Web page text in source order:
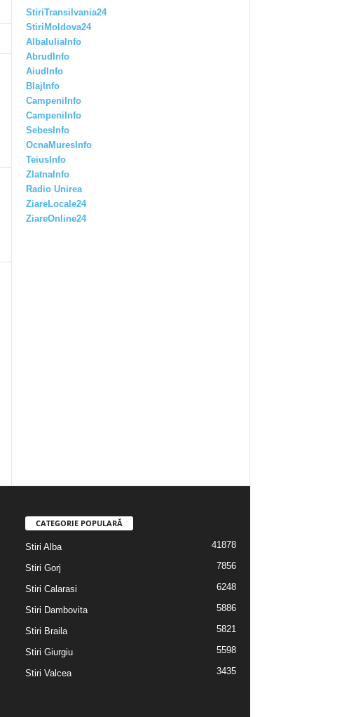
StiriTransilvania24
StiriMoldova24
AlbaIuliaInfo
AbrudInfo
AiudInfo
BlajInfo
CampeniInfo
CampeniInfo
SebesInfo
OcnaMuresInfo
TeiusInfo
ZlatnaInfo
Radio Unirea
ZiareLocale24
ZiareOnline24
CATEGORIE POPULARĂ
Stiri Alba 41878
Stiri Gorj 7856
Stiri Calarasi 6248
Stiri Dambovita 5886
Stiri Braila 5821
Stiri Giurgiu 5598
Stiri Valcea 3435